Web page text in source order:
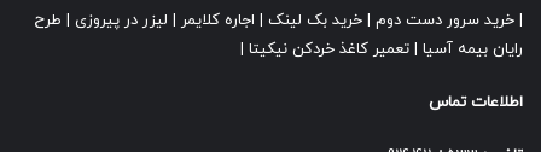
خرید سرور دست دوم خرید بک لینک اجاره کلایمر لیزر در پیروزی
طرح
رایان بیمه آسیا
تعمیر کاغذ خردکن نیکیتا
اطلاعات تماس